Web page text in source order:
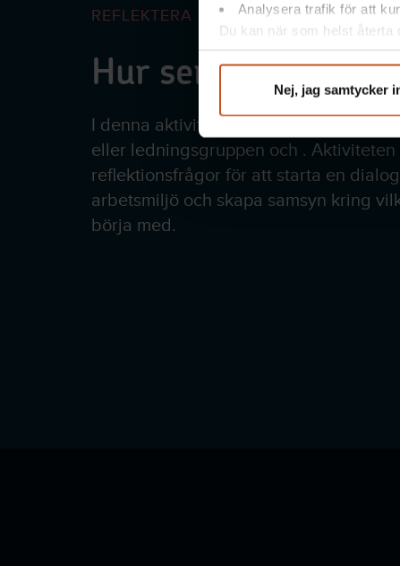
Analysera trafik för att
Du kan när som helst återta
integritet@suntarbetsliv.se.
Nej, jag samtycker
REFLEKTERA TILLSAMMANS
Hur ser det ut hos
I denna aktivitet kan ni arbeta
eller ledningsgruppen och .
reflektionsfrågor för att starta en
arbetsmiljö och skapa samsyn kring
börja med.